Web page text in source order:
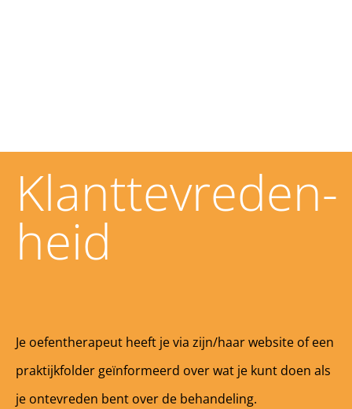
Klanttevreden-
heid
Je oefentherapeut heeft je via zijn/haar website of een
praktijkfolder geïnformeerd over wat je kunt doen als
je ontevreden bent over de behandeling.